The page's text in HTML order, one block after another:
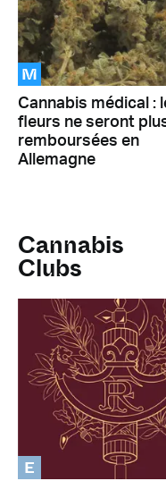
M
Cannabis médical :
fleurs ne seront
remboursées en
Allemagne
Cannabis
Clubs
E